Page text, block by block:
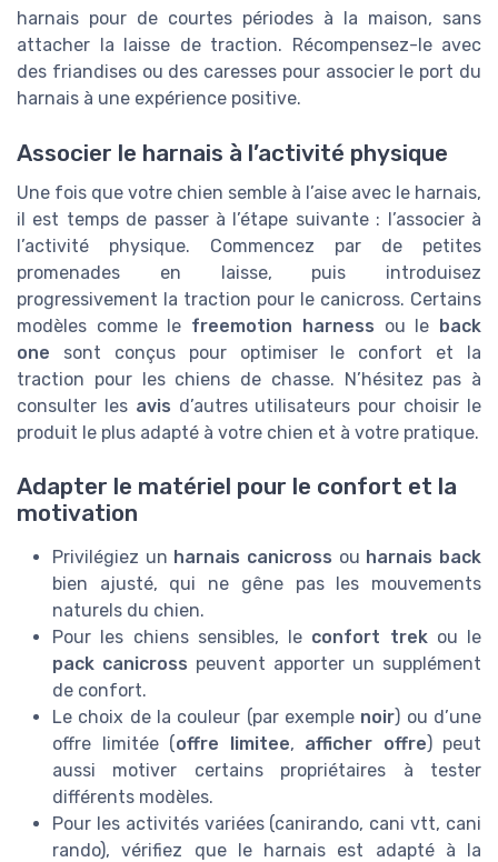
harnais pour de courtes périodes à la maison, sans
attacher la laisse de traction. Récompensez-le avec
des friandises ou des caresses pour associer le port du
harnais à une expérience positive.
Associer le harnais à l’activité physique
Une fois que votre chien semble à l’aise avec le harnais,
il est temps de passer à l’étape suivante : l’associer à
l’activité physique. Commencez par de petites
promenades en laisse, puis introduisez
progressivement la traction pour le canicross. Certains
modèles comme le freemotion harness ou le back
one sont conçus pour optimiser le confort et la
traction pour les chiens de chasse. N’hésitez pas à
consulter les avis d’autres utilisateurs pour choisir le
produit le plus adapté à votre chien et à votre pratique.
Adapter le matériel pour le confort et la
motivation
Privilégiez un harnais canicross ou harnais back
bien ajusté, qui ne gêne pas les mouvements
naturels du chien.
Pour les chiens sensibles, le confort trekou le
pack canicross peuvent apporter un supplément
de confort.
Le choix de la couleur (par exemple noir) ou d’une
offre limitée (offre limitee, afficher offre) peut
aussi motiver certains propriétaires à tester
différents modèles.
Pour les activités variées (canirando, cani vtt, cani
rando), vérifiez que le harnais est adapté à la